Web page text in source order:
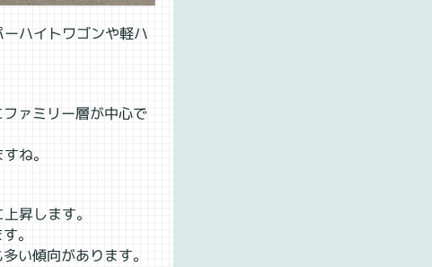
ハイトワゴンや軽ハ
ァミリー層が中心で
ね。
昇します。
。
い傾向があります。